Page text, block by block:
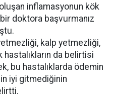
inflamasyonun kök
doktora başvurmanız
kalp yetmezliği,
da belirtisi
bu hastalıklarda ödemin
iyi gitmediğinin